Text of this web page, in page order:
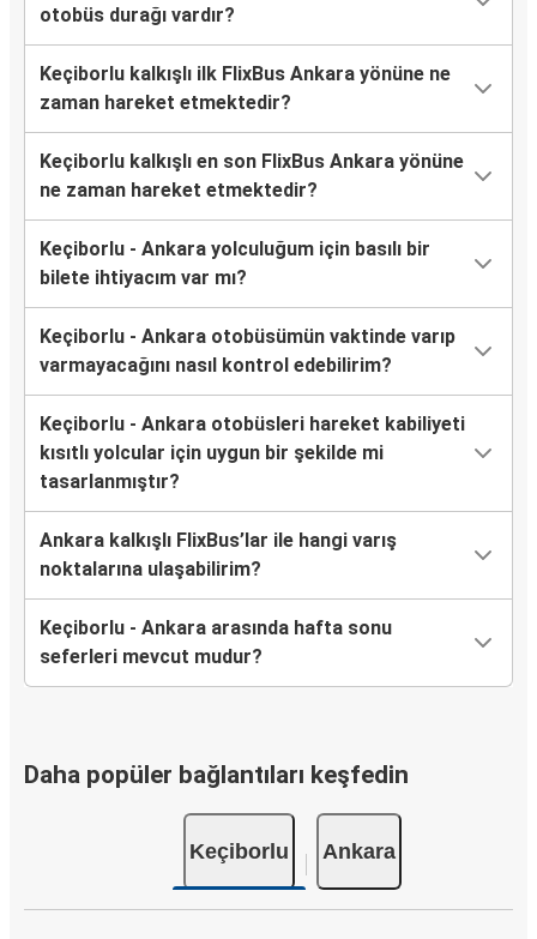
otobüs durağı vardır?
Keçiborlu kalkışlı ilk FlixBus Ankara yönüne ne
zaman hareket etmektedir?
Keçiborlu kalkışlı en son FlixBus Ankara yönüne
ne zaman hareket etmektedir?
Keçiborlu - Ankara yolculuğum için basılı bir
bilete ihtiyacım var mı?
Keçiborlu - Ankara otobüsümün vaktinde varıp
varmayacağını nasıl kontrol edebilirim?
Keçiborlu - Ankara otobüsleri hareket kabiliyeti
kısıtlı yolcular için uygun bir şekilde mi
tasarlanmıştır?
Ankara kalkışlı FlixBus’lar ile hangi varış
noktalarına ulaşabilirim?
Keçiborlu - Ankara arasında hafta sonu
seferleri mevcut mudur?
Daha popüler bağlantıları keşfedin
Keçiborlu Ankara